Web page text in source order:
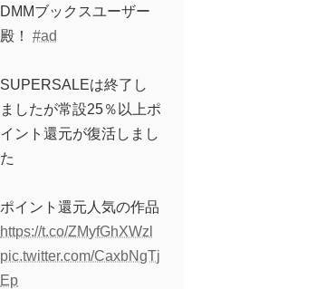
DMMブックスユーザー
殿！#ad
SUPERSALEは終了し
ましたが常設25％以上ポ
イント還元が復活しまし
た
ポイント還元人気の作品
https://t.co/ZMyfGhXWzl
pic.twitter.com/CaxbNgTj
Ep